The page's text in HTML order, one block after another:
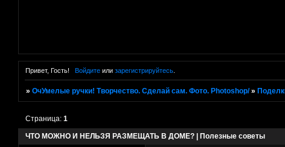
Привет, Гость! Войдитеили зарегистрируйтесь.
»ОчУмелые ручки! Творчество. Сделай сам. Фото. Photoshop/ »
ЧТО МОЖНО И НЕЛЬЗЯ РАЗМЕЩАТЬ В ДОМЕ? | Полезные советы
Страница:1